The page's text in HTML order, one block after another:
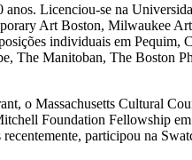
Licenciou-se na
Art Boston, Milwaukee
individuais em Pequim,
The Manitoban, The Boston
o Massachusetts Cultural
Foundation Fellowship
participou na